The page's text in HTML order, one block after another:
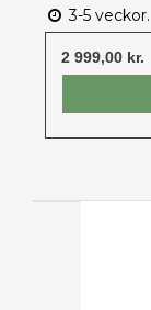
3-5 veckor.
2 999,00 kr.